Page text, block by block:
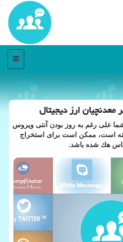
منو
معدنچیان ارز دیجیتال
علی رغم به روز بودن آنتی ویروس
است، ممكن است برای استخراج
هك شده باشد.